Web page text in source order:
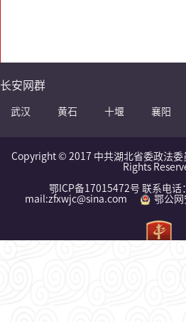
长安网群
武汉 黄石 十堰 襄阳
Copyright © 2017 中共湖北省委政法委
Rights
鄂ICP备17015472号 联系电话
mail:zfxwjc@sina.com
鄂公